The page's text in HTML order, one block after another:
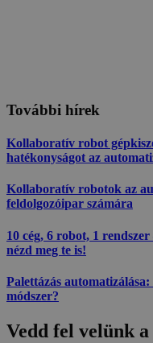
További hírek
Kollaboratív robot
hatékonyságot az
Kollaboratív robotok az
feldolgozóipar számára
10 cég, 6 robot, 1
nézd meg te is!
Palettázás
módszer?
Vedd fel velünk